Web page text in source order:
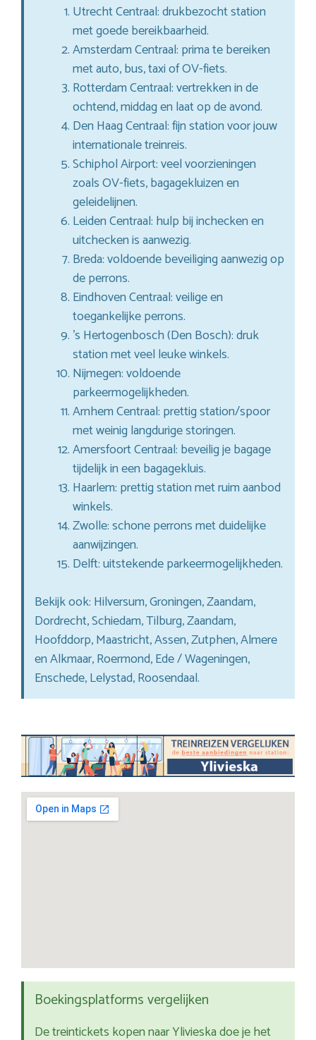
Utrecht Centraal: drukbezocht station
met goede bereikbaarheid.
Amsterdam Centraal: prima te bereiken
met auto, bus, taxi of OV-fiets.
Rotterdam Centraal: vertrekken in de
ochtend, middag en laat op de avond.
Den Haag Centraal: fijn station voor jouw
internationale treinreis.
Schiphol Airport: veel voorzieningen
zoals OV-fiets, bagagekluizen en
geleidelijnen.
Leiden Centraal: hulp bij inchecken en
uitchecken is aanwezig.
Breda: voldoende beveiliging aanwezig op
de perrons.
Eindhoven Centraal: veilige en
toegankelijke perrons.
’s Hertogenbosch (Den Bosch): druk
station met veel leuke winkels.
Nijmegen: voldoende
parkeermogelijkheden.
Arnhem Centraal: prettig station/spoor
met weinig langdurige storingen.
Amersfoort Centraal: beveilig je bagage
tijdelijk in een bagagekluis.
Haarlem: prettig station met ruim aanbod
winkels.
Zwolle: schone perrons met duidelijke
aanwijzingen.
Delft: uitstekende parkeermogelijkheden.
Bekijk ook: Hilversum, Groningen, Zaandam,
Dordrecht, Schiedam, Tilburg, Zaandam,
Hoofddorp, Maastricht, Assen, Zutphen, Almere
en Alkmaar, Roermond, Ede / Wageningen,
Enschede, Lelystad, Roosendaal.
Boekingsplatforms vergelijken
De treintickets kopen naar Ylivieska doe je het